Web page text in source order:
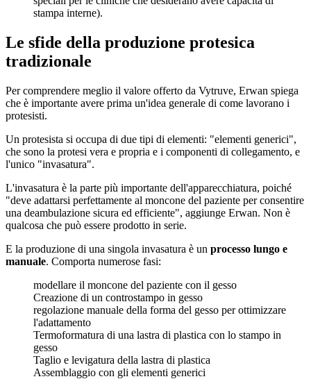
stampa interne).
Le sfide della produzione protesica
tradizionale
Per comprendere meglio il valore offerto da Vytruve, Erwan spiega
che è importante avere prima un'idea generale di come lavorano i
protesisti.
Un protesista si occupa di due tipi di elementi: "elementi generici",
che sono la protesi vera e propria e i componenti di collegamento, e
l'unico "invasatura".
L'invasatura è la parte più importante dell'apparecchiatura, poiché
"deve adattarsi perfettamente al moncone del paziente per consentire
una deambulazione sicura ed efficiente", aggiunge Erwan. Non è
qualcosa che può essere prodotto in serie.
E la produzione di una singola invasatura è un processo lungo e
manuale. Comporta numerose fasi:
modellare il moncone del paziente con il gesso
Creazione di un controstampo in gesso
regolazione manuale della forma del gesso per ottimizzare
l'adattamento
Termoformatura di una lastra di plastica con lo stampo in
gesso
Taglio e levigatura della lastra di plastica
Assemblaggio con gli elementi generici